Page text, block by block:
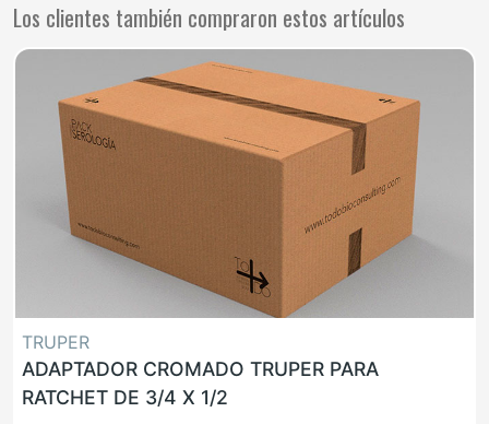
Los clientes también compraron estos artículos
TRUPER
ADAPTADOR CROMADO TRUPER PARA
RATCHET DE 3/4 X 1/2